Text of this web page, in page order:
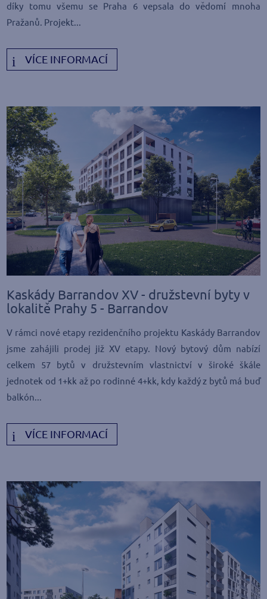
díky tomu všemu se Praha 6 vepsala do vědomí mnoha
Pražanů. Projekt...
VÍCE INFORMACÍ
Kaskády Barrandov XV - družstevní byty v
lokalitě Prahy 5 - Barrandov
V rámci nové etapy rezidenčního projektu Kaskády Barrandov
jsme zahájili prodej již XV etapy. Nový bytový dům nabízí
celkem 57 bytů v družstevním vlastnictví v široké škále
jednotek od 1+kk až po rodinné 4+kk, kdy každý z bytů má buď
balkón...
VÍCE INFORMACÍ